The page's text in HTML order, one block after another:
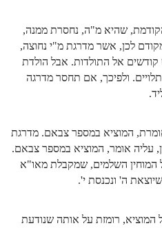
שהיא מ"ה, נחסרת ממנה,
לכן, אשר מדרגת מ"י נחוצה,
אל התולדות. אבל הולדת
ולפיכך, אם תחסר מדרגה
המוציא במספר צבאם. מדרגת
עליה אומר, המוציא במספר צבאם.
המוחין השלמים, שמקבלת מאו"א
ה' ונכנסת י'.
רומזת על אותה שנודעת